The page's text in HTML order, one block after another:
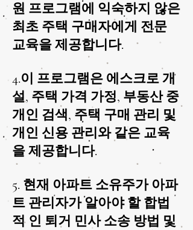
원 프로그램에 익숙하지 않은
최초 주택 구매자에게 전문
교육을 제공합니다.
4.이 프로그램은 에스크로 개
설, 주택 가격 가정, 부동산 중
개인 검색, 주택 구매 관리 및
개인 신용 관리와 같은 교육
을 제공합니다.
5. 현재 아파트 소유주가 아파
트 관리자가 알아야 할 합법
적 인 퇴거 민사 소송 방법 및